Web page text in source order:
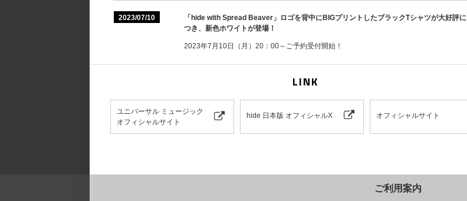
2023/07/10
「hide with Spread Beaver」ロゴを背中にBIGプリントしたブラックTシャツが大好評に
つき、新色ホワイトが登場！
2023年7月10日（月）20：00～ご予約受付開始！
LINK
ユニバーサル ミュージック
オフィシャルサイト
hide 日本版 オフィシャルX オフィシャルサイト
ご利用案内